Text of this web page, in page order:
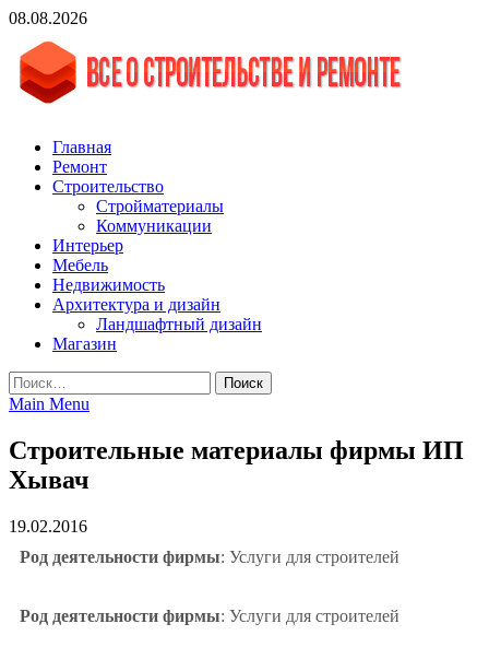
Skip
content
08.08.2026
vgasa.ru
Строительный журнал. Всё о строительстве и ремонтах
Главная
Ремонт
Строительство
Стройматериалы
Коммуникации
Интерьер
Мебель
Недвижимость
Архитектура и дизайн
Ландшафтный дизайн
Магазин
Найти:
Main Menu
Строительные материалы фирмы ИП
Xывач
19.02.2016
Род деятельности фирмы: Услуги для строителей
Род деятельности фирмы: Услуги для строителей